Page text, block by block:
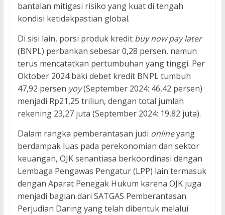
bantalan mitigasi risiko yang kuat di tengah
kondisi ketidakpastian global.
Di sisi lain, porsi produk kredit buy now pay later
(BNPL) perbankan sebesar 0,28 persen, namun
terus mencatatkan pertumbuhan yang tinggi. Per
Oktober 2024 baki debet kredit BNPL tumbuh
47,92 persen yoy(September 2024: 46,42 persen)
menjadi Rp21,25 triliun, dengan total jumlah
rekening 23,27 juta (September 2024: 19,82 juta).
Dalam rangka pemberantasan judi onlineyang
berdampak luas pada perekonomian dan sektor
keuangan, OJK senantiasa berkoordinasi dengan
Lembaga Pengawas Pengatur (LPP) lain termasuk
dengan Aparat Penegak Hukum karena OJK juga
menjadi bagian dari SATGAS Pemberantasan
Perjudian Daring yang telah dibentuk melalui